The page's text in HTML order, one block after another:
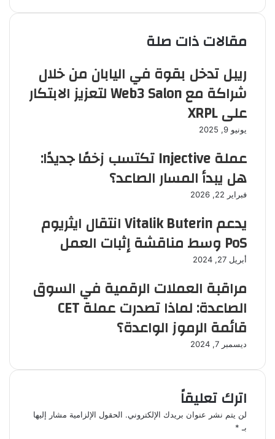
مقالات ذات صلة
ريبل تدخل بقوة في اليابان من خلال
شراكة مع Web3 Salon لتعزيز الابتكار
على XRPL
يونيو 9, 2025
عملة Injective تكتسب زخمًا جديدًا:
هل يبدأ المسار الصاعد؟
فبراير 22, 2026
يدعم Vitalik Buterin انتقال ايثريوم
PoS وسط مناقشة إثبات العمل
أبريل 27, 2024
مراقبة العملات الرقمية في السوق
الصاعدة: لماذا تصدرت عملة CET
قائمة الرموز الواعدة؟
ديسمبر 7, 2024
اترك تعليقاً
لن يتم نشر عنوان بريدك الإلكتروني. الحقول الإلزامية مشار إليها
بـ *